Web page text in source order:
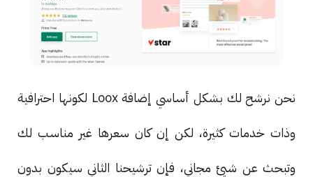
نحن نرشح لك بشكل أساسي إضافة Loox لكونها احترافية
وذات خدمات كثيرة، لكن إن كان سعرها غير مناسب لك
وتبحث عن شيئ مجاني، فإن ترشيحنا الثاني سيكون بدون